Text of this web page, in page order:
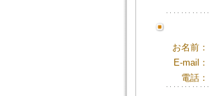
お名前：
E-mail：
電話：